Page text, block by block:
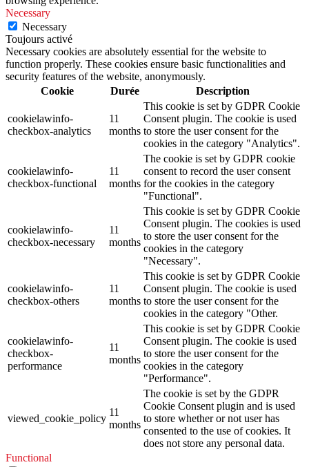
Necessary
Necessary
Toujours activé
Necessary cookies are absolutely essential for the website to
function properly. These cookies ensure basic functionalities and
security features of the website, anonymously.
Cookie
Durée Description
cookielawinfo-
checkbox-analytics
11
months
This cookie is set by GDPR Cookie
Consent plugin. The cookie is used
to store the user consent for the
cookies in the category "Analytics".
cookielawinfo-
checkbox-functional
11
months
The cookie is set by GDPR cookie
consent to record the user consent
for the cookies in the category
"Functional".
cookielawinfo-
checkbox-necessary
11
months
This cookie is set by GDPR Cookie
Consent plugin. The cookies is used
to store the user consent for the
cookies in the category
"Necessary".
cookielawinfo-
checkbox-others
11
months
This cookie is set by GDPR Cookie
Consent plugin. The cookie is used
to store the user consent for the
cookies in the category "Other.
cookielawinfo-
checkbox-
performance
11
months
This cookie is set by GDPR Cookie
Consent plugin. The cookie is used
to store the user consent for the
cookies in the category
"Performance".
viewed_cookie_policy
11
months
The cookie is set by the GDPR
Cookie Consent plugin and is used
to store whether or not user has
consented to the use of cookies. It
does not store any personal data.
Functional